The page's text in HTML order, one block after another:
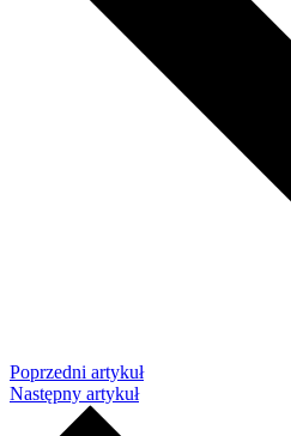
Poprzedni artykuł
Następny artykuł